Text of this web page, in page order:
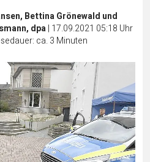
Bettina Grönewald und
dpa| 17.09.2021 05:18 Uhr
ca. 3 Minuten